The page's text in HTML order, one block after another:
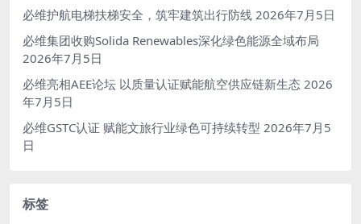
必维护航电梯扶梯安全，筑牢建筑出行防线 2026年7月5日
必维集团收购Solida Renewables深化绿色能源全域布局
2026年7月5日
必维亮相AEE论坛 以质量认证赋能航空供应链新生态 2026
年7月5日
必维GSTC认证 赋能文旅行业绿色可持续转型 2026年7月5
日
标签